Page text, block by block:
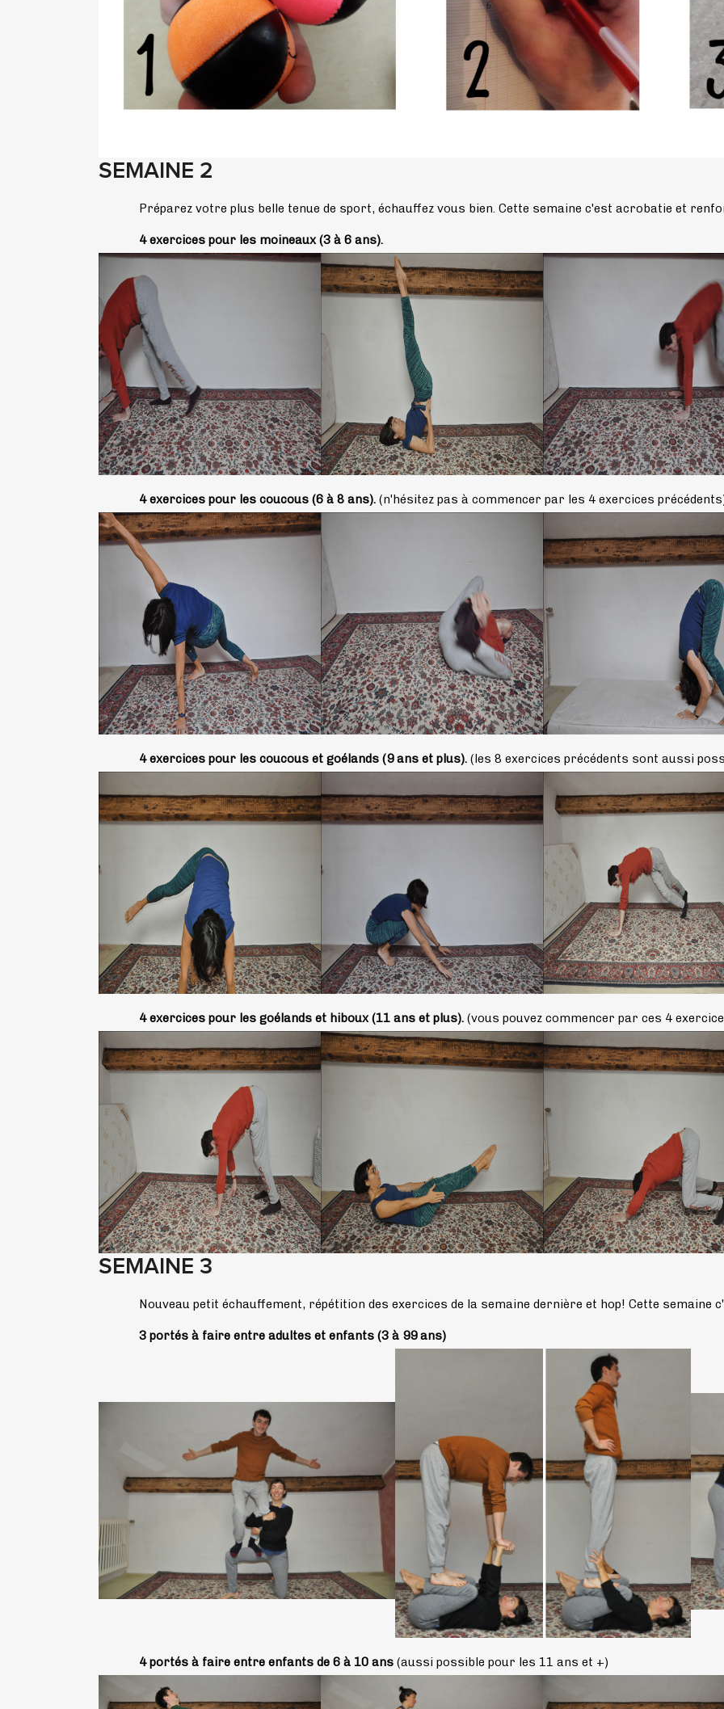
SEMAINE 2
Préparez votre plus belle tenue de sport, échauffez vous bien. Cette semaine c'est acrobatie et
4 exercices pour les moineaux (3 à 6 ans).
4 exercices pour les coucous (6 à 8 ans). (n'hésitez pas à commencer par les 4 exercices
4 exercices pour les coucous et goélands (9 ans et plus). (les 8 exercices précédents sont aussi
4 exercices pour les goélands et hiboux (11 ans et plus). (vous pouvez commencer par ces 4
SEMAINE 3
Nouveau petit échauffement, répétition des exercices de la semaine dernière et hop! Cette semaine
3 portés à faire entre adultes et enfants (3 à 99 ans)
4 portés à faire entre enfants de 6 à 10 ans (aussi possible pour les 11 ans et +)